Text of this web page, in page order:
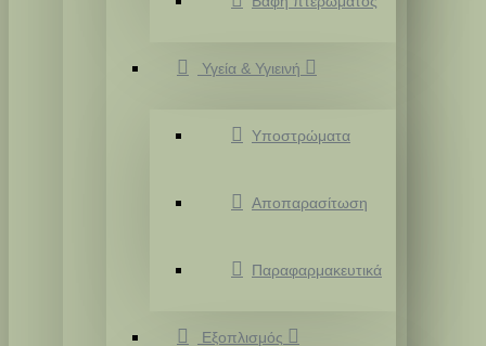
Υγεία & Υγιεινή
Υποστρώματα
Αποπαρασίτωση
Παραφαρμακευτικά
Εξοπλισμός